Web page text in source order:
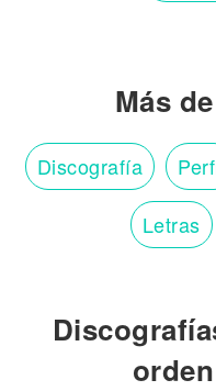
Más
Discografía
Letras